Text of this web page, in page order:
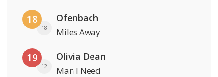
18
18
Ofenbach
Miles Away
19
12
Olivia Dean
Man I Need